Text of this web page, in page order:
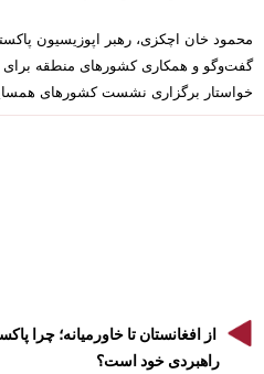
محمود خان اچکزی، رهبر اپوزیسیون
گفت‌وگو و همکاری کشورهای منطقه برای
خواستار برگزاری نشست کشورهای
از افغانستان تا خاورمیانه؛ چرا
راهبردی خود است؟